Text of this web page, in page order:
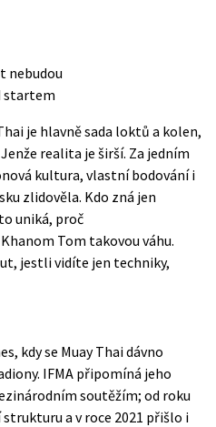
nebudou
startem
je hlavně sada loktů a kolen,
realita je širší. Za jedním
kultura, vlastní bodování i
zlidověla. Kdo zná jen
uniká, proč
Tom takovou váhu.
jestli vidíte jen techniky,
kdy se Muay Thai dávno
IFMA připomíná jeho
soutěžím; od roku
a v roce 2021 přišlo i